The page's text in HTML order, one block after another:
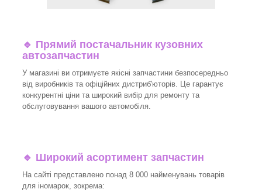
🔹 Прямий постачальник кузовних
автозапчастин
У магазині ви отримуєте якісні запчастини безпосередньо
від виробників та офіційних дистриб'юторів. Це гарантує
конкурентні ціни та широкий вибір для ремонту та
обслуговування вашого автомобіля.
🔹 Широкий асортимент запчастин
На сайті представлено понад 8 000 найменувань товарів
для іномарок, зокрема: